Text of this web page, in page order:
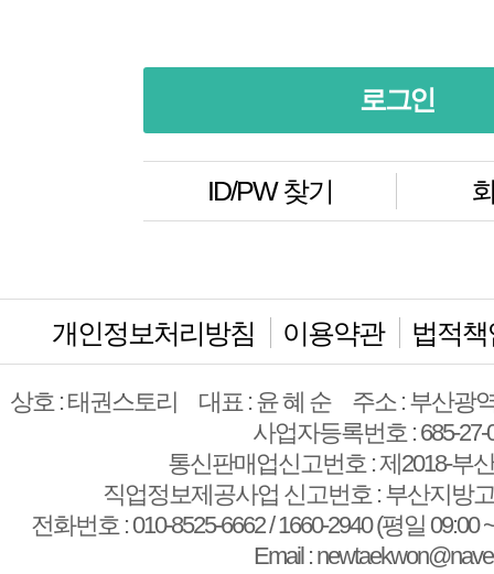
ID/PW 찾기
개인정보처리방침 이용약관 법적
상호 : 태권스토리 대표 : 윤 혜 순
주소 : 부산광
사업자등록번호 : 685-27-
통신판매업신고번호 : 제2018-부
직업정보제공사업 신고번호 : 부산지방
전화번호 : 010-8525-6662 / 1660-2940 (평일 09:00
Email :